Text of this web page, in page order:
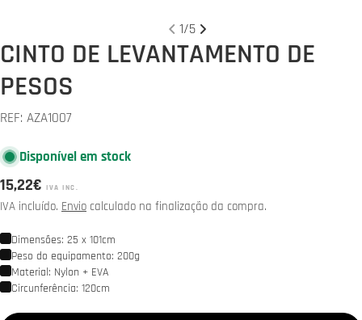
1/5
CINTO DE LEVANTAMENTO DE
PESOS
REF: AZA1007
Disponível em stock
Preço
normal
15,22€ IVA INC.
IVA incluído. Envio calculado na finalização da compra.
Dimensões: 25 x 101cm
Peso do equipamento: 200g
Material: Nylon + EVA
Circunferência: 120cm